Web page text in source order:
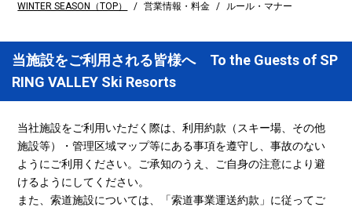
WINTER SEASON（TOP） / 営業情報・料金 / ルール・マナー
当施設をご利用される皆様へ To the Guests of SP
RING VALLEY Ski Resorts
当社施設をご利用いただく際は、利用約款（スキー場、その他
施設等）・管理区域マップ等にある事項を遵守し、事故のない
ようにご利用ください。ご承知のうえ、ご自身の注意により避
けるようにしてください。
また、索道施設については、「索道事業運送約款」に従ってご